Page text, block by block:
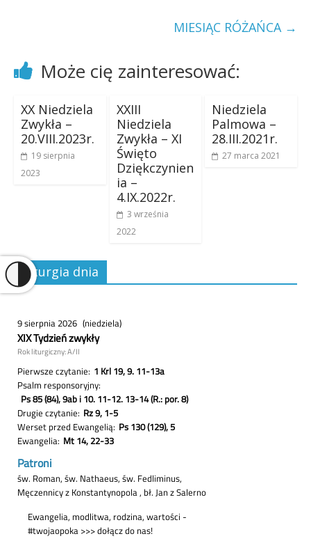
MIESIĄC RÓŻAŃCA →
Może cię zainteresować:
XX Niedziela
Zwykła –
20.VIII.2023r.
19 sierpnia
2023
XXIII
Niedziela
Zwykła – XI
Święto
Dziękczynien
ia –
4.IX.2022r.
3 września
2022
Niedziela
Palmowa –
28.III.2021r.
27 marca 2021
Liturgia dnia